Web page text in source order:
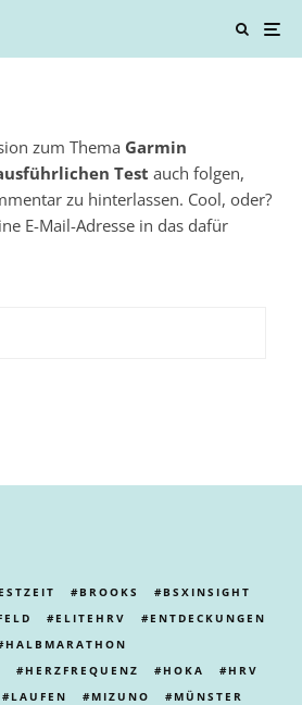
zum Thema Garmin
Test auch folgen,
zu hinterlassen. Cool, oder?
E-Mail-Adresse in das dafür
BROOKS
BSXINSIGHT
ELITEHRV
ENTDECKUNGEN
HALBMARATHON
HERZFREQUENZ HOKA
HRV
LAUFEN MIZUNO
MÜNSTER